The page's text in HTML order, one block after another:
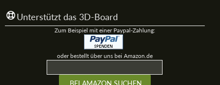
Unterstützt das 3D-Board
Zum Beispiel mit einer Paypal-Zahlung:
oder bestellt über uns bei Amazon.de